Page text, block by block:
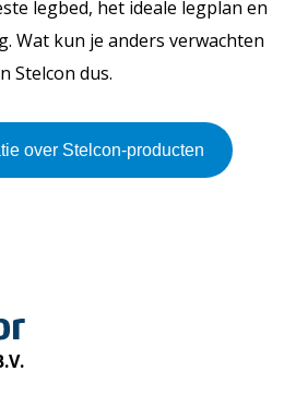
legbed, het ideale legplan en
Wat kun je anders verwachten
Stelcon dus.
over Stelcon-producten